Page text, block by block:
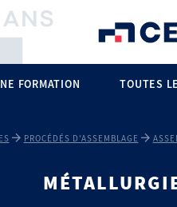
FORMATION TOUTES
PROCÉDÉS D'ASSEMBLAGE